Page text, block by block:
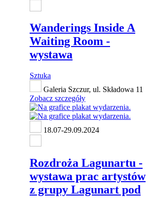
Wanderings Inside A
Waiting Room -
wystawa
Sztuka
Galeria Szczur, ul. Składowa 11
Zobacz szczegóły
18.07-29.09.2024
Rozdroża Lagunartu -
wystawa prac artystów
z grupy Lagunart pod